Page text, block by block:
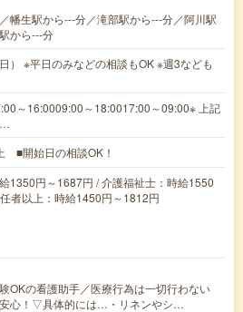
幡生駅から---分／滝部駅から---分／阿川駅
から---分
） ※平日のみなどの相談もOK ※週3なども
～16:0009:00～18:0017:00～09:00※ 上記
…
■開始日の相談OK！
1350円～1687円 / 介護福祉士：時給1550
者以上：時給1450円～1812円
OKの看護助手／医療行為は一切行わない
心！▽具体的には…・リネンやシ…